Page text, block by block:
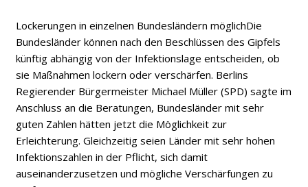
Lockerungen in einzelnen Bundesländern möglichDie
Bundesländer können nach den Beschlüssen des Gipfels
künftig abhängig von der Infektionslage entscheiden, ob
sie Maßnahmen lockern oder verschärfen. Berlins
Regierender Bürgermeister Michael Müller (SPD) sagte im
Anschluss an die Beratungen, Bundesländer mit sehr
guten Zahlen hätten jetzt die Möglichkeit zur
Erleichterung. Gleichzeitig seien Länder mit sehr hohen
Infektionszahlen in der Pflicht, sich damit
auseinanderzusetzen und mögliche Verschärfungen zu